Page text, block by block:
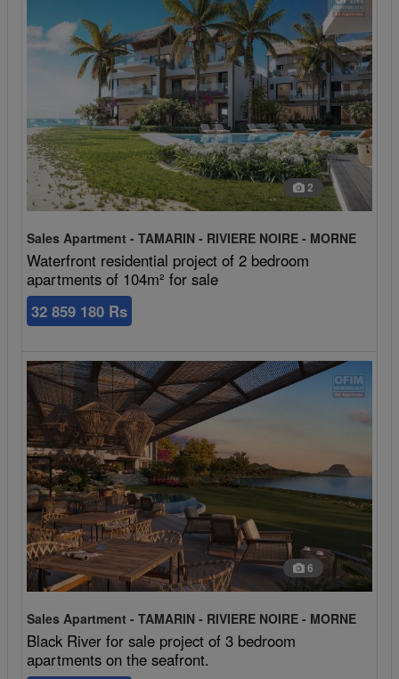
2
Sales Apartment - TAMARIN - RIVIERE NOIRE - MORNE
Waterfront residential project of 2 bedroom
apartments of 104m² for sale
32 859 180 Rs
6
Sales Apartment - TAMARIN - RIVIERE NOIRE - MORNE
Black River for sale project of 3 bedroom
apartments on the seafront.